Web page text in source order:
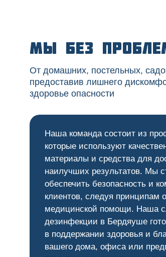
Мы без
От домашних, постельных,
предоставив лишнего
здоровье опасности
Наша команда состоит из
которые используют
материалы и средства для
наилучших результатов. Мы
обеспечить безопасность и
клиентов, следуя принципам
медицинской помощи. Наша
дезинфекции в Бердяуше
в поддержании здоровья и
вашего дома, офиса или